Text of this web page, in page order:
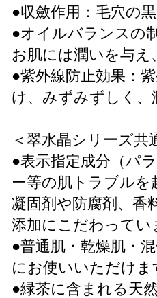
●収斂作用：毛穴の
●オイルバランスの
お肌には潤いを与
●紫外線防止効果：
け、みずみずしく
＜翠水晶シリーズ共
●表示指定成分（パ
ー等の肌トラブル
凝固剤や防腐剤、香
添加にこだわって
●普通肌・乾燥肌・
にお使いいただけま
●緑茶に含まれる天